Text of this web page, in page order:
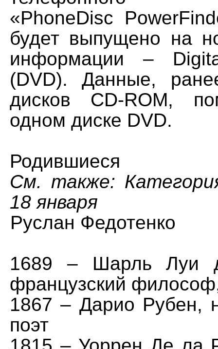
«PhoneDisc
будет выпущено на
информации –
(DVD). Данные,
дисков CD-ROM,
одном диске DVD.
Родившиеся
См. также:
18 января
Руслан Федотенко
1689 – Шарль Луи
французский
1867 – Дарио Рубен,
поэт